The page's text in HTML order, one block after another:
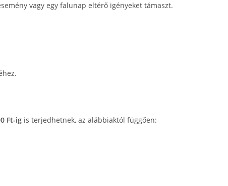
vagy egy falunap eltérő igényeket támaszt.
Ft-ig is terjedhetnek, az alábbiaktól függően: